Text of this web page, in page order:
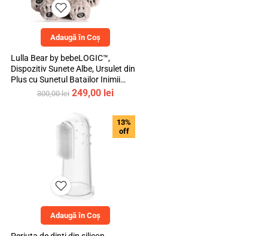
Adaugă în Coș
Lulla Bear by bebeLOGIC™,
Dispozitiv Sunete Albe, Ursulet din
Plus cu Sunetul Batailor Inimii
Mamei si Cantece de Leagan
300,00lei Prețul
a
fost:
300,00 lei.
249,00 leiPrețul
este:
249,00 lei.
13%
off
Adaugă în Coș